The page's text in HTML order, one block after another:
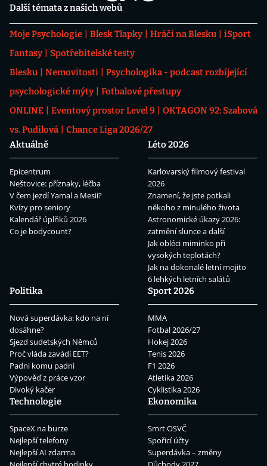
Další témata z našich webů
Moje Psychologie Blesk Tlapky Hráči na Blesku
iSport
Fantasy
Spotřebitelské testy
Blesku
Nemovitosti
Psychologika - podcast rozbíjející
psychologické mýty
Fotbalové přestupy
ONLINE
Eventový prostor Level 9
OKTAGON 92: Szabová
vs. Pudilová
Chance Liga 2026/27
Aktuálně
Epicentrum
Neštovice: příznaky, léčba
V čem jezdí Yamal a Mesii?
Kvízy pro seniory
Kalendář úplňků 2026
Co je bodycount?
Léto 2026
Karlovarský filmový festival
2026
Znamení, že jste potkali
někoho z minulého života
Astronomické úkazy 2026:
zatmění slunce a další
Jak obléci miminko při
vysokých teplotách?
Jak na dokonalé letní mojito
6 lehkých letních salátů
Politika
Nová superdávka: kdo na ní
dosáhne?
Sjezd sudetských Němců
Proč vláda zavádí EET?
Padni komu padni
Výpověď z práce vzor
Divoký kačer
Sport 2026
MMA
Fotbal 2026/27
Hokej 2026
Tenis 2026
F1 2026
Atletika 2026
Cyklistika 2026
Technologie
SpaceX na burze
Nejlepší telefony
Nejlepší AI zdarma
Ekonomika
Smrt OSVČ
Spořicí účty
Superdávka – změny